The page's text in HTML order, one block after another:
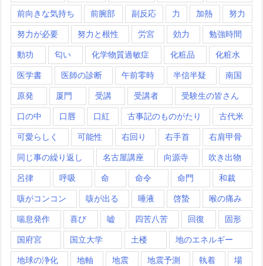
前向きな気持ち 前腕部 副反応 力 加熱 努力
努力が必要 努力と根性 労宮 効力 勉強時間
動功 匂い 化学物質過敏症 化粧品 化粧水
医学書 医師の診断 午前零時 半信半疑 南国
原発 厦門 受講 受講者 受験生の皆さん
口の中 口唇 口紅 古事記のものがたり 古代米
可愛らしく 可能性 右回り 右手首 右肩甲骨
同じ事の繰り返し 名古屋講座 向源寺 吹き出物
呂律 呼吸 命 命令 命門 和裁
咳がコンコン 咳が出る 唾液 啓蟄 喉の痛み
喘息発作 喜び 嘘 四苦八苦 回復 固形
国府宮 国立大学 土楼 地のエネルギー
地球の浄化 地軸 地震 地震予測 執着 場